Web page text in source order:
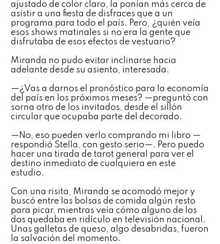
ajustado de color claro, la ponían más cerca de
asistir a una fiesta de disfraces que a un
programa para todo el país. Pero, ¿quién veía
esos shows matinales si no era la gente que
disfrutaba de esos efectos de vestuario?
Miranda no pudo evitar inclinarse hacia
adelante desde su asiento, interesada.
—¿Vas a darnos el pronóstico para la economía
del país en los próximos meses? —preguntó con
sorna otro de los invitados, desde el sillón
circular que ocupaba parte del decorado.
—No, eso pueden verlo comprando mi libro —
respondió Stella, con gesto serio—. Pero puedo
hacer una tirada de tarot general para ver el
destino inmediato de cualquiera en este
estudio.
Con una risita, Miranda se acomodó mejor y
buscó entre las bolsas de comida algún resto
para picar, mientras veía cómo alguno de los
dos quedaba en ridículo en televisión nacional.
Unas galletas de queso, algo desabridas, fueron
la salvación del momento.